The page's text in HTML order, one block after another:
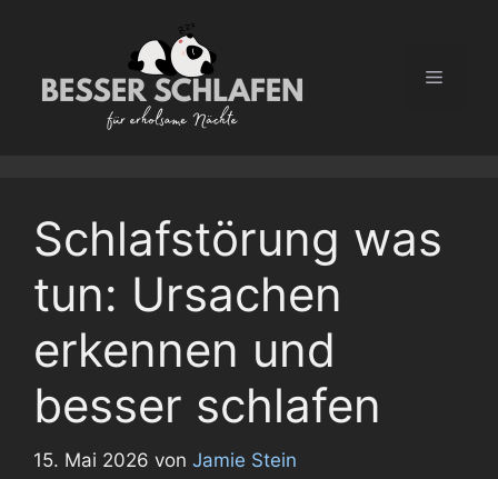
Menü
Schlafstörung was
tun: Ursachen
erkennen und
besser schlafen
15. Mai 2026 von Jamie Stein